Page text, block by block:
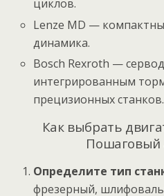
циклов.
Lenze MD —
динамика.
Bosch Rexroth —
интегрированным
прецизионных станков.
Как выбрать
Пошаговый
Определите тип
фрезерный,